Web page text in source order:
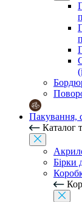
Пакування,
Каталог
Бірки